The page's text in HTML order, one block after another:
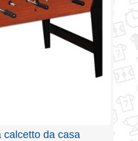
calcetto da casa